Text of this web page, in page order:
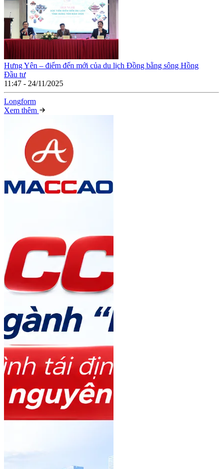
Hưng Yên – điểm đến mới của du lịch Đồng bằng sông Hồng
Đầu tư
11:47 - 24/11/2025
Longform
Xem thêm